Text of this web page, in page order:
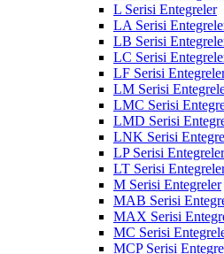
L Serisi Entegreler
LA Serisi
LB Serisi
LC Serisi
LF Serisi
LM Serisi
LMC Serisi
LMD Serisi
LNK Serisi
LP Serisi Entegreler
LT Serisi
M Serisi Entegreler
MAB Serisi
MAX Serisi
MC Serisi
MCP Serisi